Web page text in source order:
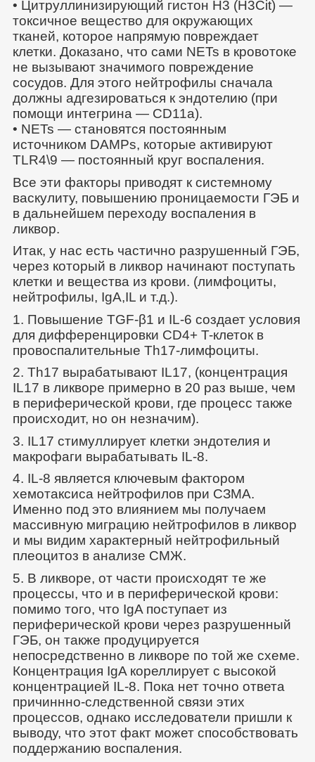
• Цитруллинизирующий гистон Н3 (Н3Cit) —
токсичное вещество для окружающих
тканей, которое напрямую повреждает
клетки. Доказано, что сами NETs в кровотоке
не вызывают значимого повреждение
сосудов. Для этого нейтрофилы сначала
должны адгезироваться к эндотелию (при
помощи интегрина — СD11a).
• NETs — становятся постоянным
источником DAMPs, которые активируют
TLR4\9 — постоянный круг воспаления.
Все эти факторы приводят к системному
васкулиту, повышению проницаемости ГЭБ и
в дальнейшем переходу воспаления в
ликвор.
Итак, у нас есть частично разрушенный ГЭБ,
через который в ликвор начинают поступать
клетки и вещества из крови. (лимфоциты,
нейтрофилы, IgA,IL и т.д.).
1. Повышение TGF-β1 и IL-6 создает условия
для дифференцировки CD4+ T-клеток в
провоспалительные Th17-лимфоциты.
2. Th17 вырабатывают IL17, (концентрация
IL17 в ликворе примерно в 20 раз выше, чем
в периферической крови, где процесс также
происходит, но он незначим).
3. IL17 стимуллирует клетки эндотелия и
макрофаги вырабатывать IL-8.
4. IL-8 является ключевым фактором
хемотаксиса нейтрофилов при СЗМА.
Именно под это влиянием мы получаем
массивную миграцию нейтрофилов в ликвор
и мы видим характерный нейтрофильный
плеоцитоз в анализе СМЖ.
5. В ликворе, от части происходят те же
процессы, что и в периферической крови:
помимо того, что IgA поступает из
периферической крови через разрушенный
ГЭБ, он также продуцируется
непосредственно в ликворе по той же схеме.
Концентрация IgA кореллирует с высокой
концентрацией IL-8. Пока нет точно ответа
причиннно-следственной связи этих
процессов, однако исследователи пришли к
выводу, что этот факт может способствовать
поддержанию воспаления.